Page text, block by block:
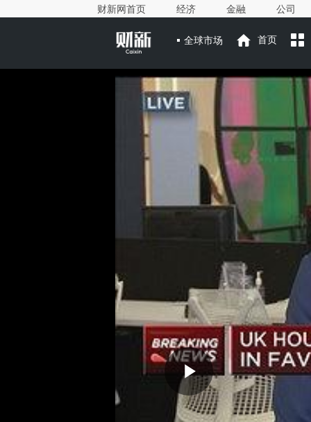
财新网首页 经济 金融 公司
全球市场 首页